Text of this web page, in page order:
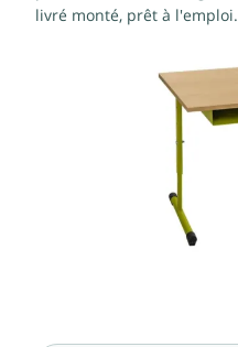
livré monté, prêt à l'emploi.